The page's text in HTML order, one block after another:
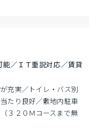
／ＩＴ重説対応／賃貸
充実／トイレ・バス別
たり良好／敷地内駐車
３２０Ｍコースまで無